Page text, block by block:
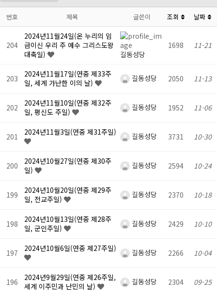
번호 제목 글쓴이 조회 날짜
204
2024년11월24일(온 누리의 임
금이신 우리 주 예수 그리스도왕
대축일)
길동성당
1698 11-21
203
2024년11월17일(연중 제33주
일, 세계 가난한 이의 날)
길동성당 2050 11-13
202
2024년11월10일(연중 제32주
일, 평신도 주일)
길동성당 1952 11-06
201 2024년11월3일(연중 제31주일) 길동성당 3731 10-30
200
2024년10월27일(연중 제30주
일)
길동성당 2594 10-24
199
2024년10월20일(연중 제29주
일, 전교주일)
길동성당 2370 10-18
198
2024년10월13일(연중 제28주
일, 군인주일)
길동성당 2429 10-10
197 2024년10월6일(연중 제27주일) 길동성당 2266 10-04
196
2024년9월29일(연중 제26주일,
세계 이주민과 난민의 날)
길동성당 2304 09-25